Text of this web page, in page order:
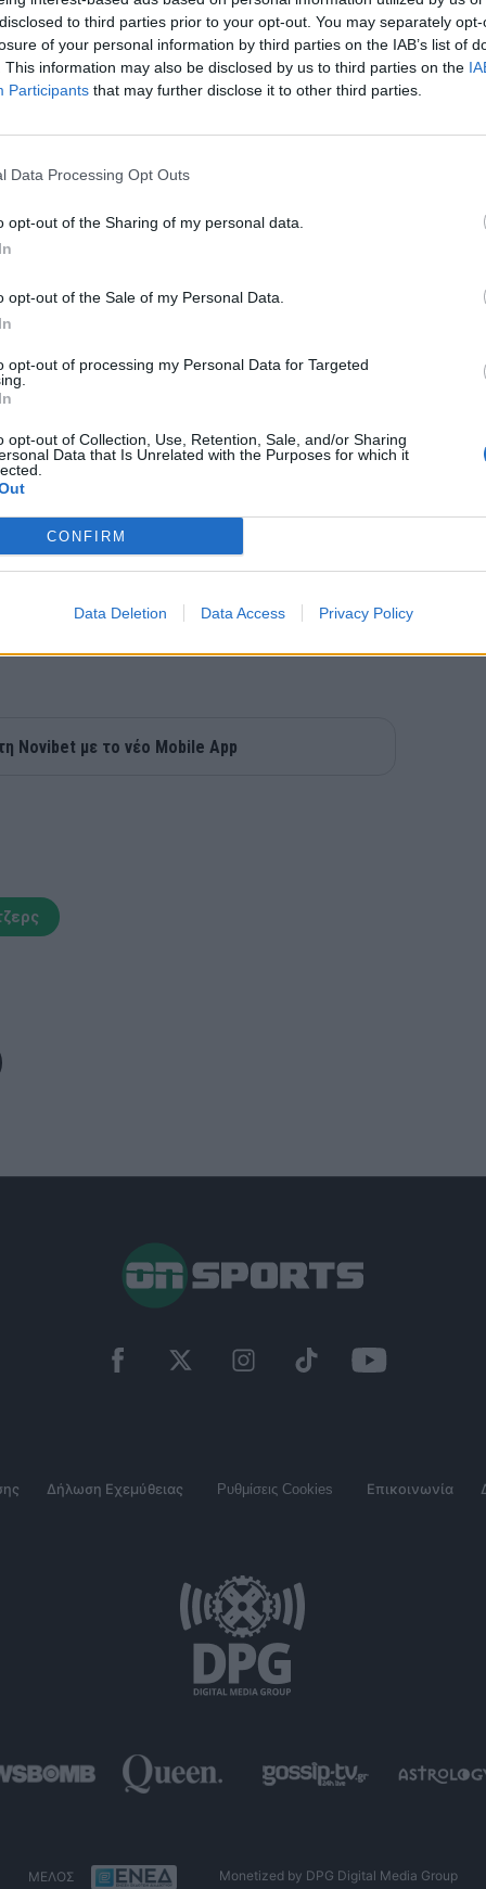
to third parties prior to your opt-out. You may separately
of your personal information by third parties on the IAB’s list of
This information may also be disclosed by us to third parties on the
Participants that may further disclose it to other third parties.
Data Processing Opt Outs
opt-out of the Sharing of my personal data.
opt-out of the Sale of my Personal Data.
opt-out of processing my Personal Data for Targeted
opt-out of Collection, Use, Retention, Sale, and/or Sharing
Data that Is Unrelated with the Purposes for which it
CONFIRM
Data Deletion Data Access Privacy Policy
NOISE », η Ρέιντζερς εξετάζει σοβαρά την
το βάθος στο αριστερό άκρο της
Ρόμενς.
ότι ο Πενράις δεν αποτελεί «πρώτη
της σεζόν είχε περιορισμένο χρόνο
αν και πήρε μεγαλύτερο χρόνο
στο Conference League, αλλά και στο
το ενδιαφέρον της σκωτσέζικης
με τον σύλλογο, καθώς φέρεται
κάτι που, σύμφωνα με τα σκωτσέζικα
μια πιθανή επιστροφή του στη Σκωτία.
Novibet με το νέο Mobile App
Δήλωση Εχεμύθειας Ρυθμίσεις Cookies Επικοινωνία
ΜΕΛΟΣ Monetized by DPG Digital Media Group